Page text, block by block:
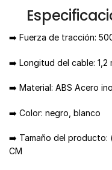
➡️ Fuerza de tracción:
➡️ Longitud del cable: 1,2
➡️ Material: ABS Acero
➡️ Color: negro, blanco
➡️ Tamaño del producto:
CM